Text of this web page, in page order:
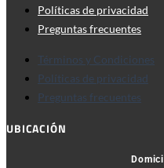
Políticas de privacidad
Preguntas frecuentes
Términos y Condiciones
Políticas de privacidad
Preguntas frecuentes
UBICACIÓN